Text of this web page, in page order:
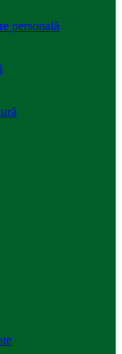
personală